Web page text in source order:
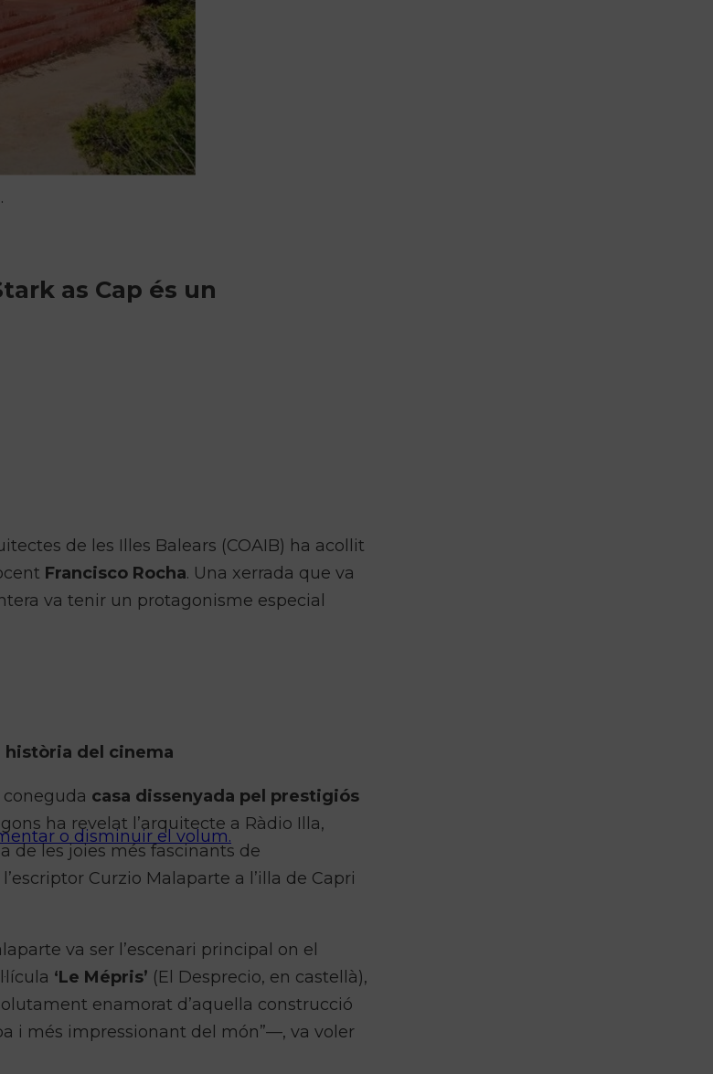
as Cap és un
de les Illes Balears (COAIB) ha acollit
Francisco Rocha. Una xerrada que va
va tenir un protagonisme especial
o disminuir el volum.
història del cinema
casa dissenyada pel prestigiós
ha revelat l’arquitecte a Ràdio Illa,
de les joies més fascinants de
Curzio Malaparte a l’illa de Capri
va ser l’escenari principal on el
‘Le Mépris’ (El Desprecio, en castellà),
enamorat d’aquella construcció
i més impressionant del món”—, va voler